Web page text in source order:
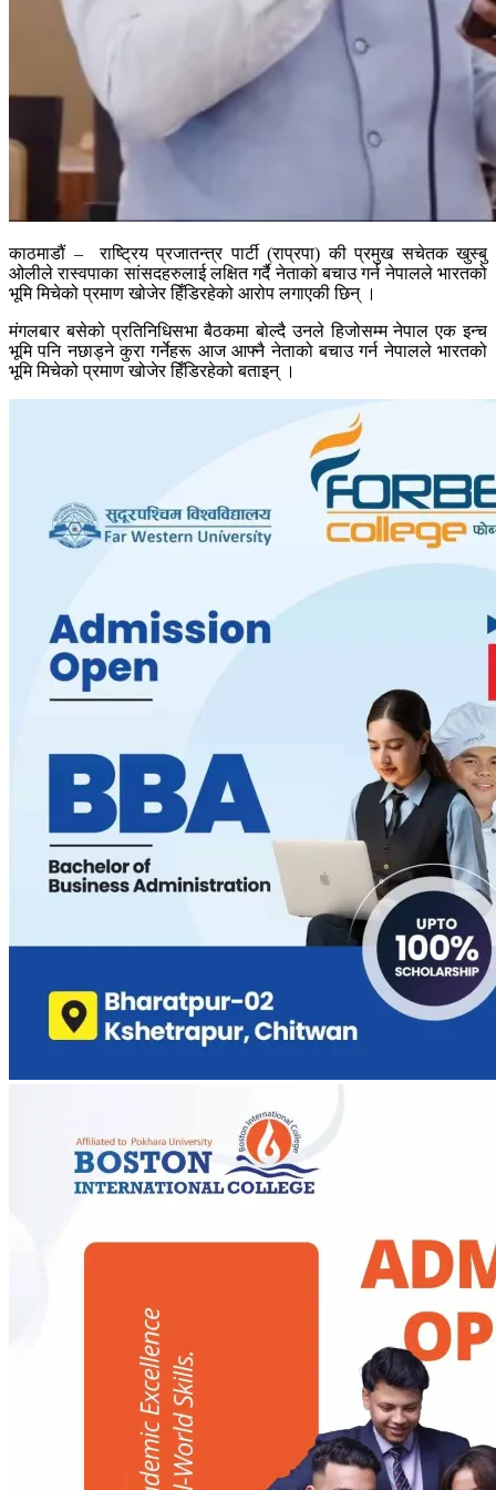
काठमाडौं – राष्ट्रिय प्रजातन्त्र पार्टी (राप्रपा) की प्रमुख सचेतक खुस्बु
ओलीले रास्वपाका सांसदहरुलाई लक्षित गर्दै नेताको बचाउ गर्न नेपालले भारतको
भूमि मिचेको प्रमाण खोजेर हिँडिरहेको आरोप लगाएकी छिन् ।
मंगलबार बसेको प्रतिनिधिसभा बैठकमा बोल्दै उनले हिजोसम्म नेपाल एक इन्च
भूमि पनि नछाड्ने कुरा गर्नेहरू आज आफ्नै नेताको बचाउ गर्न नेपालले भारतको
भूमि मिचेको प्रमाण खोजेर हिँडिरहेको बताइन् ।